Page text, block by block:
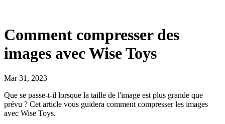
Comment compresser des
images avec Wise Toys
Mar 31, 2023
Que se passe-t-il lorsque la taille de l'image est plus grande que
prévu ? Cet article vous guidera comment compresser les images
avec Wise Toys.